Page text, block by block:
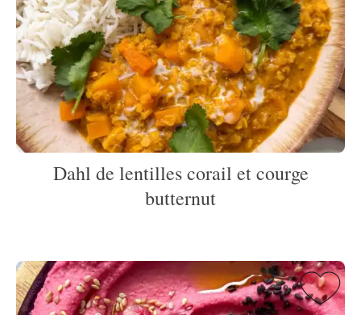
Dahl de lentilles corail et courge
butternut